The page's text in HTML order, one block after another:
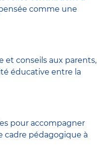
comme une
et conseils aux parents,
éducative entre la
pour accompagner
cadre pédagogique à